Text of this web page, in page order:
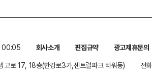
00:05 회사소개 편집규약
광고제휴문의
고로 17, 18층(한강로3가,센트럴파크 타워동)
전